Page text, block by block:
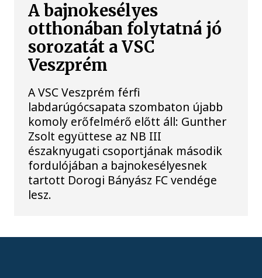
A bajnokesélyes
otthonában folytatná jó
sorozatát a VSC
Veszprém
A VSC Veszprém férfi
labdarúgócsapata szombaton újabb
komoly erőfelmérő előtt áll: Gunther
Zsolt együttese az NB III
északnyugati csoportjának második
fordulójában a bajnokesélyesnek
tartott Dorogi Bányász FC vendége
lesz.